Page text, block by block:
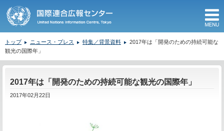
トップ ニュース・プレス 特集／背景資料
2017年は「開発のための持続可能な
観光の国際年」
2017年は「開発のための持続可能な観光の国際年」
2017年02月22日